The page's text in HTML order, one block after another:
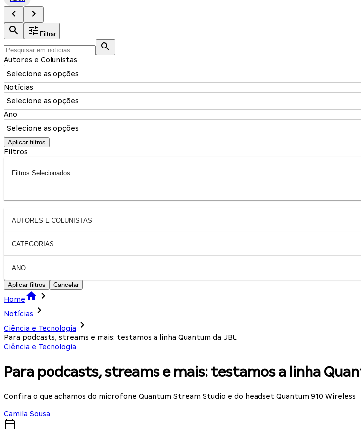
Filtrar
Autores e Colunistas
Selecione as opções
Notícias
Selecione as opções
Ano
Selecione as opções
Aplicar filtros
Filtros
Filtros Selecionados
AUTORES E COLUNISTAS
CATEGORIAS
ANO
Aplicar filtros Cancelar
Home
Notícias
Ciência e Tecnologia
Para podcasts, streams e mais: testamos a linha Quantum da JBL
Ciência e Tecnologia
Para podcasts, streams e mais: testamos a linha
Confira o que achamos do microfone Quantum Stream Studio e do headset Quantum 910 Wireless
Camila Sousa